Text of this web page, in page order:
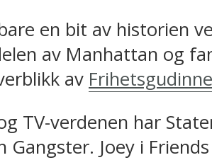
en bit av historien
av Manhattan og
av
TV-verdenen har
Gangster. Joey i